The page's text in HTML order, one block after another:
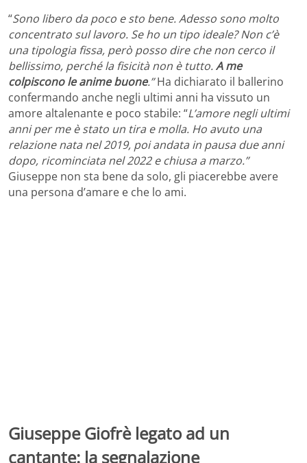
“Sono libero da poco e sto bene. Adesso sono molto
concentrato sul lavoro. Se ho un tipo ideale? Non c’è
una tipologia fissa, però posso dire che non cerco il
bellissimo, perché la fisicità non è tutto.A me
colpiscono le anime buone.”Ha dichiarato il ballerino
confermando anche negli ultimi anni ha vissuto un
amore altalenante e poco stabile: “L’amore negli ultimi
anni per me è stato un tira e molla. Ho avuto una
relazione nata nel 2019, poi andata in pausa due anni
dopo, ricominciata nel 2022 e chiusa a marzo.”
Giuseppe non sta bene da solo, gli piacerebbe avere
una persona d’amare e che lo ami.
Giuseppe Giofrè legato ad un
cantante: la segnalazione